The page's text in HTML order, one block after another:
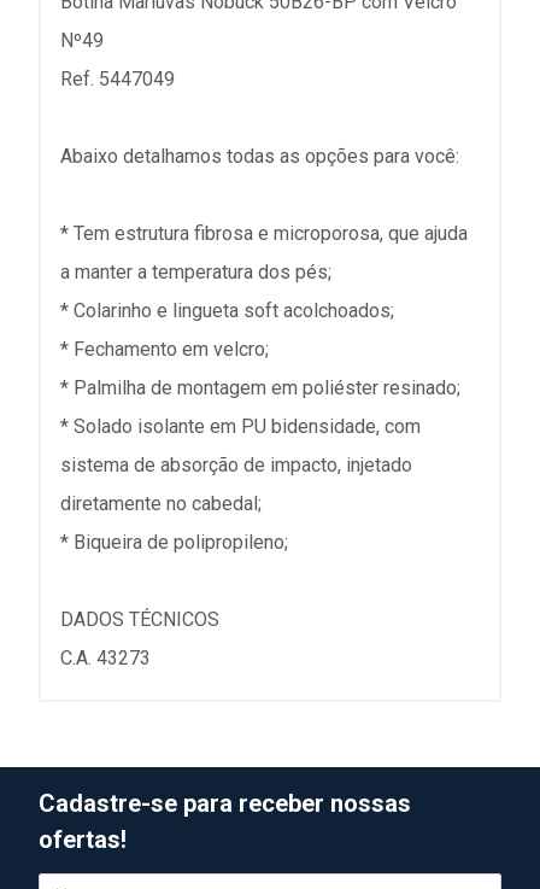
Nº49
Ref. 5447049
Abaixo detalhamos todas as opções para você:
* Tem estrutura fibrosa e microporosa, que ajuda
a manter a temperatura dos pés;
* Colarinho e lingueta soft acolchoados;
* Fechamento em velcro;
* Palmilha de montagem em poliéster resinado;
* Solado isolante em PU bidensidade, com
sistema de absorção de impacto, injetado
diretamente no cabedal;
* Biqueira de polipropileno;
DADOS TÉCNICOS
C.A. 43273
Cadastre-se para receber nossas
ofertas!